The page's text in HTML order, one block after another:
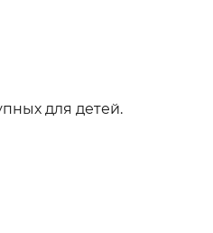
для детей.